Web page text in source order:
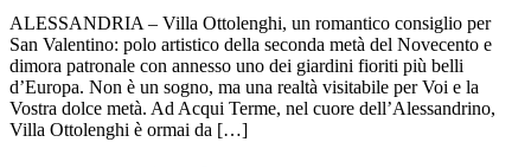
ALESSANDRIA – Villa Ottolenghi, un romantico consiglio per
San Valentino: polo artistico della seconda metà del Novecento e
dimora patronale con annesso uno dei giardini fioriti più belli
d’Europa. Non è un sogno, ma una realtà visitabile per Voi e la
Vostra dolce metà. Ad Acqui Terme, nel cuore dell’Alessandrino,
Villa Ottolenghi è ormai da […]